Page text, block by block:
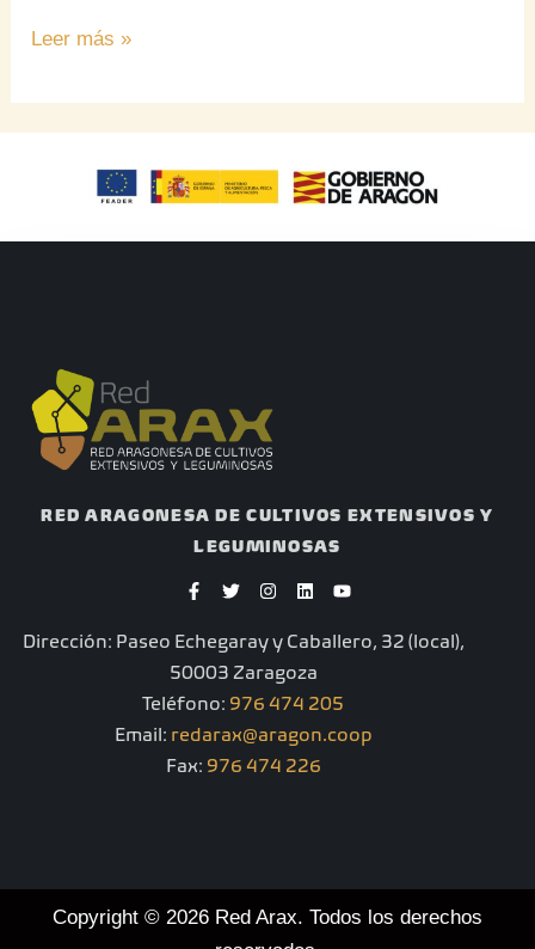
Leer más »
RED ARAGONESA DE CULTIVOS EXTENSIVOS Y
LEGUMINOSAS
a
b
o
o
k
-
f
w
t
e
r
n
a
r
a
m
i
e
i
n
o
u
Dirección: Paseo Echegaray y Caballero, 32 (local),
50003 Zaragoza
Teléfono: 976 474 205
Email: redarax@aragon.coop
Fax: 976 474 226
Copyright © 2026 Red Arax. Todos los derechos